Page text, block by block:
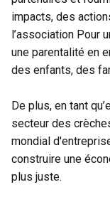
impacts, des
l’association Pour
une parentalité en
des enfants, des
De plus, en tant
secteur des
mondial
construire une
plus juste.